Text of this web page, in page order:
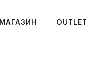
МАГАЗИН OUTLET